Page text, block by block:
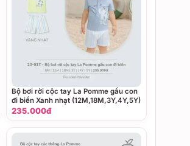
Bộ bơi rời cộc tay La Pomme gấu con
đi biển Xanh nhạt (12M,18M,3Y,4Y,5Y)
235.000đ